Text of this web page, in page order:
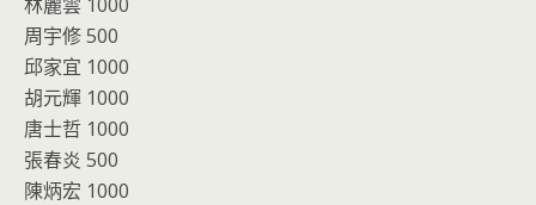
周宇修 500
邱家宜 1000
胡元輝 1000
唐士哲 1000
張春炎 500
陳炳宏 1000